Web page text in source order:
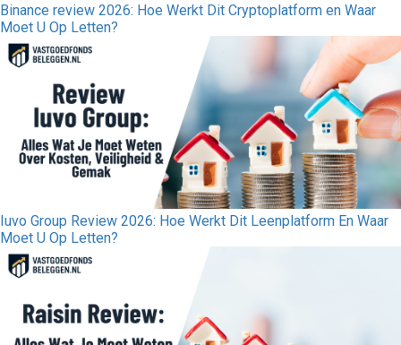
Binance review 2026: Hoe Werkt Dit Cryptoplatform en Waar
Moet U Op Letten?
Iuvo Group Review 2026: Hoe Werkt Dit Leenplatform En Waar
Moet U Op Letten?